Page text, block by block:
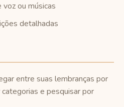
ou músicas
detalhadas
entre suas lembranças por
e pesquisar por